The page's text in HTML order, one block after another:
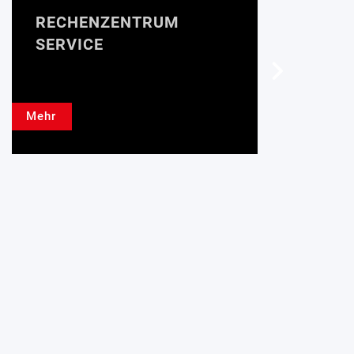
RECHENZENTRUM
SERVICE
Mehr